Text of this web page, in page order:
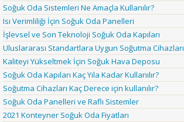
Soğuk Oda Sistemleri Ne Amaçla Kullanılır?
Isı Verimliliği İçin Soğuk Oda Panelleri
İşlevsel ve Son Teknoloji Soğuk Oda Kapıları
Uluslararası Standartlara Uygun Soğutma Cihazları
Kaliteyi Yükseltmek İçin Soğuk Hava Deposu
Soğuk Oda Kapıları Kaç Yıla Kadar Kullanılır?
Soğutma Cihazları Kaç Derece için kullanılır?
Soğuk Oda Panelleri ve Raflı Sistemler
2021 Konteyner Soğuk Oda Fiyatları